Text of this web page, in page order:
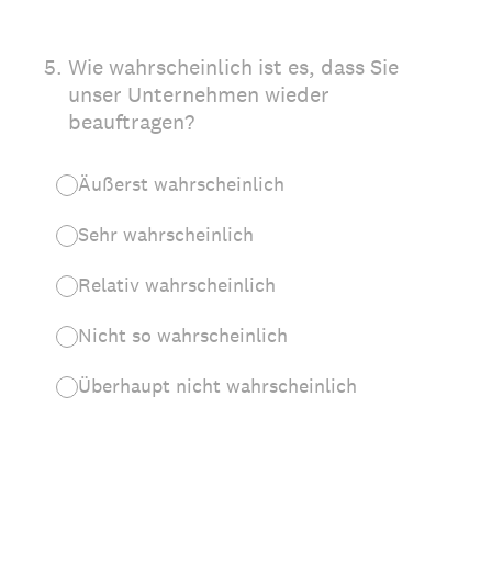
5. Wie wahrscheinlich ist es, dass Sie
unser Unternehmen wieder
beauftragen?
Äußerst wahrscheinlich
Sehr wahrscheinlich
Relativ wahrscheinlich
Nicht so wahrscheinlich
Überhaupt nicht wahrscheinlich